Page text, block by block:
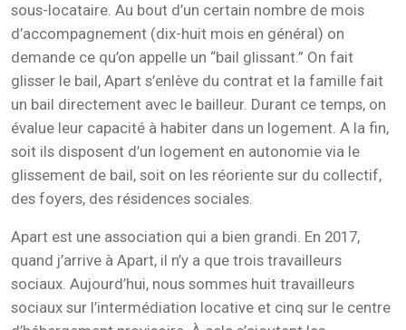
sous-locataire. Au bout d’un certain nombre de mois
d’accompagnement (dix-huit mois en général) on
demande ce qu’on appelle un “bail glissant.” On fait
glisser le bail, Apart s’enlève du contrat et la famille fait
un bail directement avec le bailleur. Durant ce temps, on
évalue leur capacité à habiter dans un logement. A la fin,
soit ils disposent d’un logement en autonomie via le
glissement de bail, soit on les réoriente sur du collectif,
des foyers, des résidences sociales.
Apart est une association qui a bien grandi. En 2017,
quand j’arrive à Apart, il n’y a que trois travailleurs
sociaux. Aujourd’hui, nous sommes huit travailleurs
sociaux sur l’intermédiation locative et cinq sur le centre